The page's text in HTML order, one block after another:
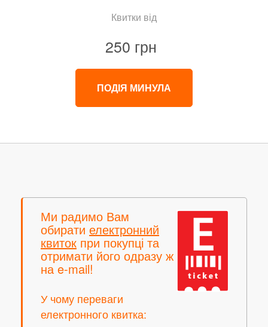
Квитки від
250 грн
ПОДІЯ МИНУЛА
Ми радимо Вам
обирати електронний
квиток при покупці та
отримати його одразу ж
на e-mail!
У чому переваги
електронного квитка: